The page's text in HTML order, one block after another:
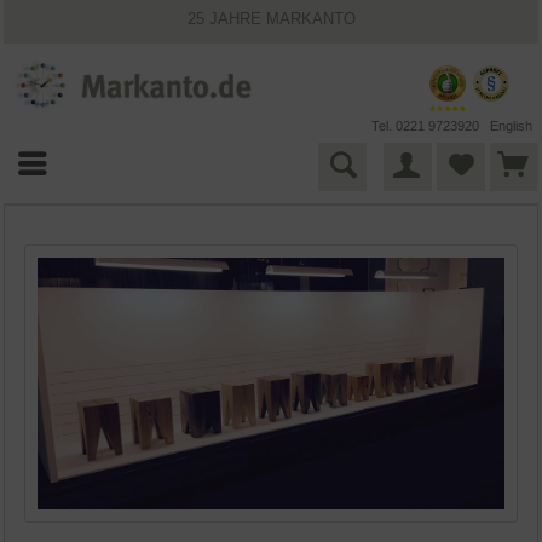
25 JAHRE MARKANTO
VIELFÄLTIGE ZAHLUNGSMÖGLICHKEITEN
Tel. 0221 9723920 English